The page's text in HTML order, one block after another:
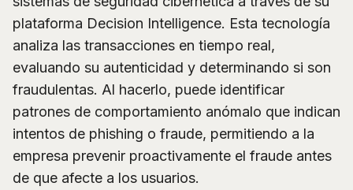
plataforma Decision Intelligence. Esta tecnología
analiza las transacciones en tiempo real,
evaluando su autenticidad y determinando si son
fraudulentas. Al hacerlo, puede identificar
patrones de comportamiento anómalo que indican
intentos de phishing o fraude, permitiendo a la
empresa prevenir proactivamente el fraude antes
de que afecte a los usuarios.